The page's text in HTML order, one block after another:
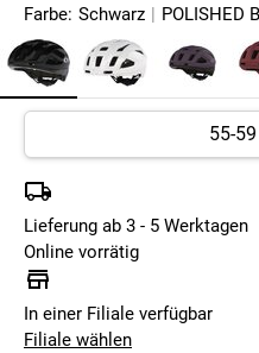
Farbe: Schwarz | POLISHED
Lieferung ab 3 - 5 Werktagen
Online vorrätig
In einer Filiale verfügbar
Filiale wählen